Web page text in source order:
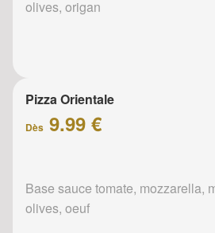
olives, origan
Pizza Orientale
Dès 9.99 €
Base sauce tomate, mozzarella,
olives, oeuf